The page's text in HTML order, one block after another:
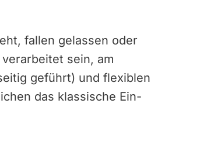
fallen gelassen oder
sein, am
geführt) und flexiblen
das klassische Ein-